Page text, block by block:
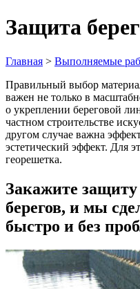
Защита
Главная > Выполняемые
Правильный выбор
важен не только в
о укреплении береговой
частном строительстве
другом случае важна
эстетический эффект. Для
георешетка.
Закажите
берегов, и мы
быстро и без